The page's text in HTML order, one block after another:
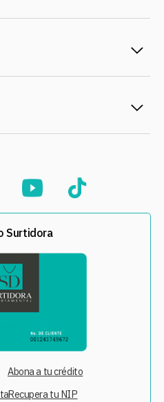
Surtidora
Abona a tu crédito
Recupera tu NIP